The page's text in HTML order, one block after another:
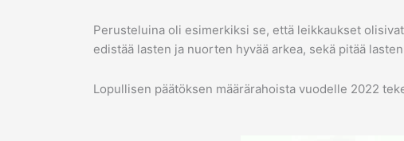
Perusteluina oli esimerkiksi se, että leikkaukset
edistää lasten ja nuorten hyvää arkea, sekä pitää
Lopullisen päätöksen määrärahoista vuodelle 2022